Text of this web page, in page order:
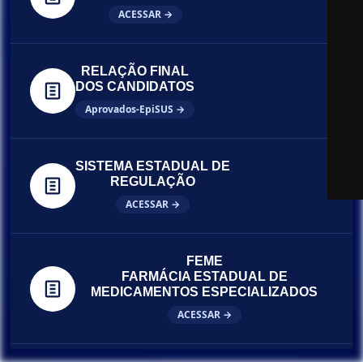
ACESSAR →
RELAÇÃO FINAL
DOS CANDIDATOS
Aprovados-EpiSUS →
SISTEMA ESTADUAL DE
REGULAÇÃO
ACESSAR →
FEME
FARMÁCIA ESTADUAL DE
MEDICAMENTOS ESPECIALIZADOS
ACESSAR →